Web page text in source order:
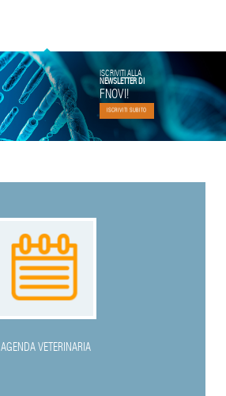
FNOVI!
ISCRIVITI SUBITO
ISCRIVITI ALLA
NEWSLETTER DI
AGENDA VETERINARIA